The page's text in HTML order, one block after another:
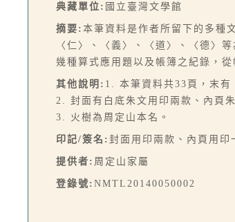
典藏單位: 國立臺灣文學館
摘要: 本筆資料是作者所留下的多種
〈仁〉、〈義〉、〈道〉、〈德〉
幾種算式應用題以及帳簿之紀錄，
其他說明: 1. 本筆資料共33頁，末有
2. 封面有白底朱文用印兩款、內頁
3. 火樹為周定山本名。
印記/簽名: 封面用印兩款、內頁用印
提供者: 周定山家屬
登錄號: NMTL20140050002